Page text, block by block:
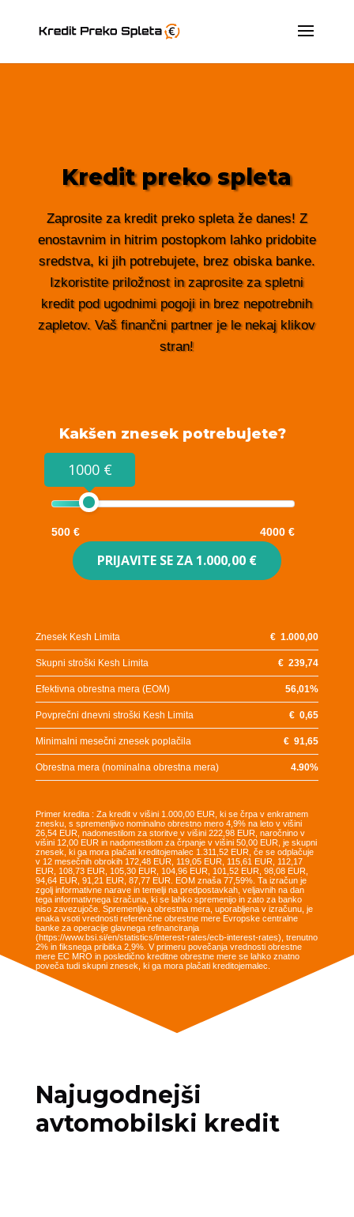
Kredit preko spleta
Zaprosite za kredit preko spleta že danes! Z
enostavnim in hitrim postopkom lahko pridobite
sredstva, ki jih potrebujete, brez obiska banke.
Izkoristite priložnost in zaprosite za spletni
kredit pod ugodnimi pogoji in brez nepotrebnih
zapletov. Vaš finančni partner je le nekaj klikov
stran!
Kakšen znesek potrebujete?
1000 €
500 € 4000 €
PRIJAVITE SE ZA 1.000,00 €
Znesek Kesh Limita €1.000,00
Skupni stroški Kesh Limita €239,74
Efektivna obrestna mera (EOM) 56,01%
Povprečni dnevni stroški Kesh Limita €0,65
Minimalni mesečni znesek poplačila €91,65
Obrestna mera (nominalna obrestna mera) 4.90%
Primer kredita : Za kredit v višini 1.000,00 EUR, ki se črpa v enkratnem
znesku, s spremenljivo nominalno obrestno mero 4,9% na leto v višini
26,54 EUR, nadomestilom za storitve v višini 222,98 EUR, naročnino v
višini 12,00 EUR in nadomestilom za črpanje v višini 50,00 EUR, je skupni
znesek, ki ga mora plačati kreditojemalec 1.311,52 EUR, če se odplačuje
v 12 mesečnih obrokih 172,48 EUR, 119,05 EUR, 115,61 EUR, 112,17
EUR, 108,73 EUR, 105,30 EUR, 104,96 EUR, 101,52 EUR, 98,08 EUR,
94,64 EUR, 91,21 EUR, 87,77 EUR. EOM znaša 77,59%. Ta izračun je
zgolj informativne narave in temelji na predpostavkah, veljavnih na dan
tega informativnega izračuna, ki se lahko spremenijo in zato za banko
niso zavezujoče. Spremenljiva obrestna mera, uporabljena v izračunu, je
enaka vsoti vrednosti referenčne obrestne mere Evropske centralne
banke za operacije glavnega refinanciranja
(https://www.bsi.si/en/statistics/interest-rates/ecb-interest-rates), trenutno
2% in fiksnega pribitka 2,9%. V primeru povečanja vrednosti obrestne
mere EC MRO in posledično kreditne obrestne mere se lahko znatno
poveča tudi skupni znesek, ki ga mora plačati kreditojemalec.
Najugodnejši
avtomobilski kredit